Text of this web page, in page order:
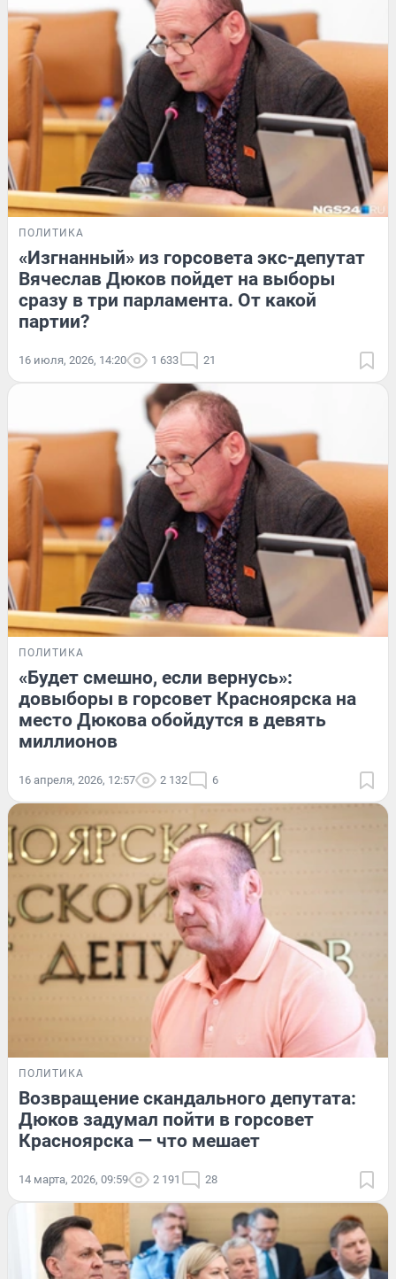
ПОЛИТИКА
«Изгнанный» из горсовета экс-депутат
Вячеслав Дюков пойдет на выборы
сразу в три парламента. От какой
партии?
16 июля, 2026, 14:20 1 633 21
ПОЛИТИКА
«Будет смешно, если вернусь»:
довыборы в горсовет Красноярска на
место Дюкова обойдутся в девять
миллионов
16 апреля, 2026, 12:57 2 132 6
ПОЛИТИКА
Возвращение скандального депутата:
Дюков задумал пойти в горсовет
Красноярска — что мешает
14 марта, 2026, 09:59 2 191 28